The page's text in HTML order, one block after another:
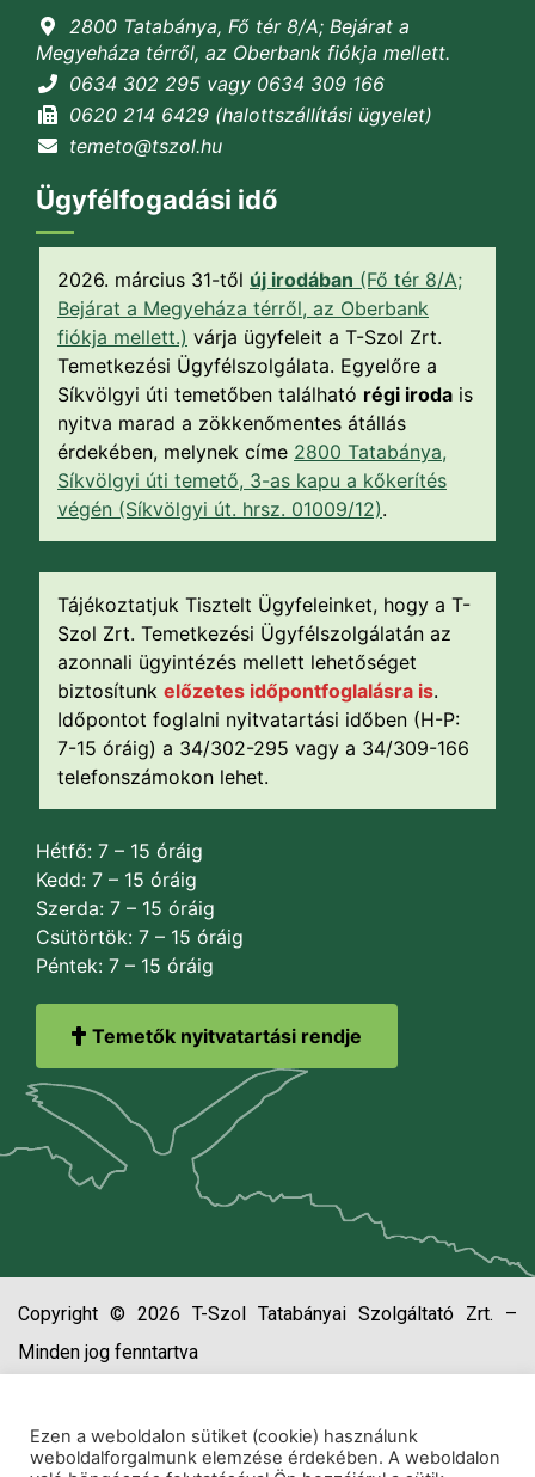
2800 Tatabánya, Fő tér 8/A; Bejárat a
Megyeháza térről, az Oberbank fiókja mellett.
0634 302 295 vagy 0634 309 166
0620 214 6429 (halottszállítási ügyelet)
temeto@tszol.hu
Ügyfélfogadási idő
2026. március 31-től új irodában (Fő tér 8/A;
Bejárat a Megyeháza térről, az Oberbank
fiókja mellett.) várja ügyfeleit a T-Szol Zrt.
Temetkezési Ügyfélszolgálata. Egyelőre a
Síkvölgyi úti temetőben található régi iroda is
nyitva marad a zökkenőmentes átállás
érdekében, melynek címe 2800 Tatabánya,
Síkvölgyi úti temető, 3-as kapu a kőkerítés
végén (Síkvölgyi út. hrsz. 01009/12).
Tájékoztatjuk Tisztelt Ügyfeleinket, hogy a T-
Szol Zrt. Temetkezési Ügyfélszolgálatán az
azonnali ügyintézés mellett lehetőséget
biztosítunk előzetes időpontfoglalásra is.
Időpontot foglalni nyitvatartási időben (H-P:
7-15 óráig) a 34/302-295 vagy a 34/309-166
telefonszámokon lehet.
Hétfő: 7 – 15 óráig
Kedd: 7 – 15 óráig
Szerda: 7 – 15 óráig
Csütörtök: 7 – 15 óráig
Péntek: 7 – 15 óráig
Temetők nyitvatartási rendje
Copyright © 2026 T-Szol Tatabányai Szolgáltató Zrt. –
Minden jog fenntartva
Ezen a weboldalon sütiket (cookie) használunk
weboldalforgalmunk elemzése érdekében. A weboldalon